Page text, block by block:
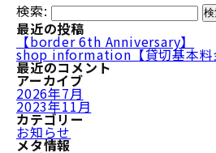
検索:
最近の投稿
【border 6th Anniversary】
shop information【貸切基本料
最近のコメント
アーカイブ
2026年7月
2023年11月
カテゴリー
お知らせ
メタ情報